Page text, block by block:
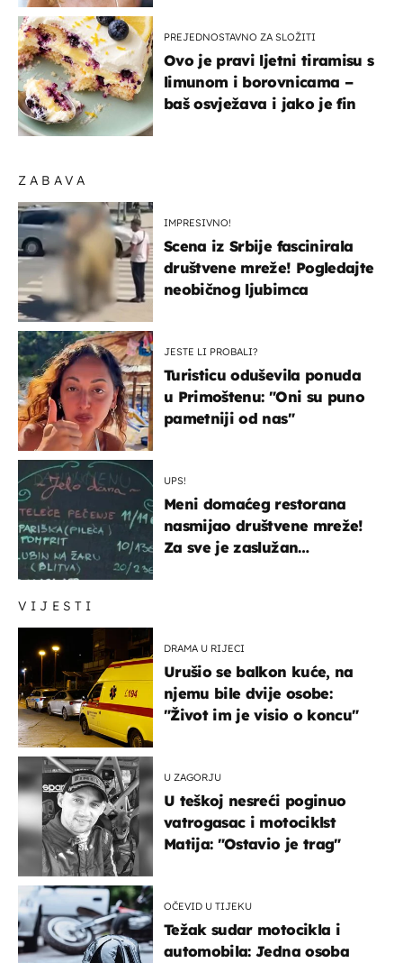
VIJESTI
DRAMA U RIJECI
Urušio se balkon kuće, na
njemu bile dvije osobe:
"Život im je visio o koncu"
U ZAGORJU
U teškoj nesreći poginuo
vatrogasac i motociklst
Matija: "Ostavio je trag"
OČEVID U TIJEKU
Težak sudar motocikla i
automobila: Jedna osoba
ZABAVA
IMPRESIVNO!
Scena iz Srbije fascinirala
društvene mreže! Pogledajte
neobičnog ljubimca
JESTE LI PROBALI?
Turisticu oduševila ponuda
u Primoštenu: "Oni su puno
pametniji od nas"
UPS!
Meni domaćeg restorana
nasmijao društvene mreže!
Za sve je zaslužan
PREJEDNOSTAVNO ZA SLOŽITI
Ovo je pravi ljetni tiramisu s
limunom i borovnicama –
baš osvježava i jako je fin